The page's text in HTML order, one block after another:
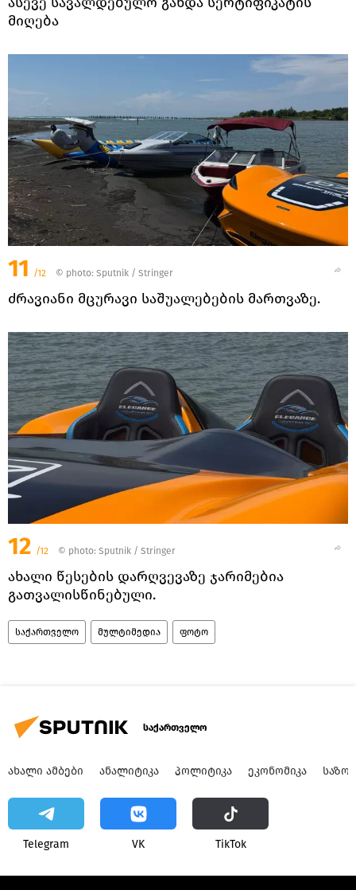
მიღება
11 /12 © photo: Sputnik / Stringer
ძრავიანი მცურავი საშუალებების მართვაზე.
12 /12 © photo: Sputnik / Stringer
ახალი წესების დარღვევაზე ჯარიმებია
გათვალისწინებული.
საქართველო მულტიმედია ფოტო
საქართველო
ᲐᲮᲐᲚᲘ ᲐᲛᲑᲔᲑᲘ ᲐᲜᲐᲚᲘᲢᲘᲙᲐ ᲞᲝᲚᲘᲢᲘᲙᲐ ᲔᲙᲝᲜᲝᲛᲘᲙᲐ
Telegram VK ТikТоk